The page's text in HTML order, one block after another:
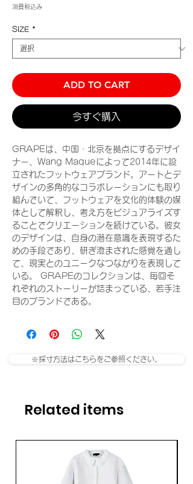
消費税込み
SIZE *
ADD TO CART
今すぐ購入
GRAPEは、中国・北京を拠点にするデザイ
ナー、Wang Maqueによって2014年に設
立されたフットウェアブランド。アートとデ
ザインの多角的なコラボレーションにも取り
組んでいて、フットウェアを文化的体験の媒
体として解釈し、考え方をビジュアライズす
ることでクリエーションを続けている。彼女
のデザインは、自身の潜在意識を表現するた
めの手段であり、研ぎ澄まされた感覚を通し
て、現実とのユニークなつながりを表現して
いる。 GRAPEのコレクションは、毎回そ
れぞれのストーリーが詰まっている、若手注
目のブランドである。
※採寸方法はこちらをご参照ください。
Related items